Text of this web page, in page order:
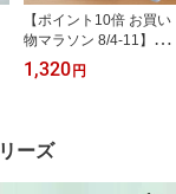
【ポイント10倍 お買い
物マラソン 8/4-11】【公
式】おにぎりランチケー
ス Hummingood Lunch
5ml 日本製 18×cm 9.9cm
5.2cm プラスチック 花柄
抗菌加工 おでかけ CDF
1,320 円
ーズ